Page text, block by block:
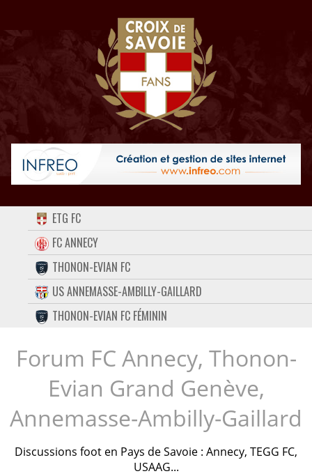
ACCUEIL
FORUM
CONTACT
FACEBOOK
TWITTER
INSTAGRAM
ETG FC
FC ANNECY
THONON-EVIAN FC
US ANNEMASSE-AMBILLY-GAILLARD
THONON-EVIAN FC FÉMININ
Forum FC Annecy, Thonon-
Evian Grand Genève,
Annemasse-Ambilly-Gaillard
Discussions foot en Pays de Savoie : Annecy, TEGG FC,
USAAG...